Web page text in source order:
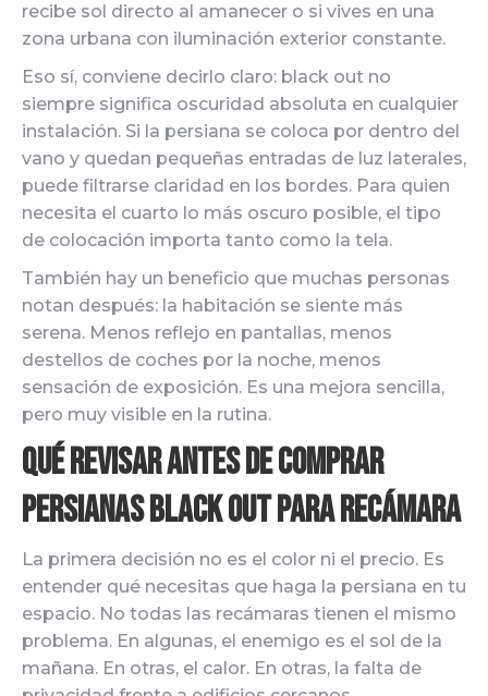
recibe sol directo al amanecer o si vives en una
zona urbana con iluminación exterior constante.
Eso sí, conviene decirlo claro: black out no
siempre significa oscuridad absoluta en cualquier
instalación. Si la persiana se coloca por dentro del
vano y quedan pequeñas entradas de luz laterales,
puede filtrarse claridad en los bordes. Para quien
necesita el cuarto lo más oscuro posible, el tipo
de colocación importa tanto como la tela.
También hay un beneficio que muchas personas
notan después: la habitación se siente más
serena. Menos reflejo en pantallas, menos
destellos de coches por la noche, menos
sensación de exposición. Es una mejora sencilla,
pero muy visible en la rutina.
Qué revisar antes de comprar
persianas black out para recámara
La primera decisión no es el color ni el precio. Es
entender qué necesitas que haga la persiana en tu
espacio. No todas las recámaras tienen el mismo
problema. En algunas, el enemigo es el sol de la
mañana. En otras, el calor. En otras, la falta de